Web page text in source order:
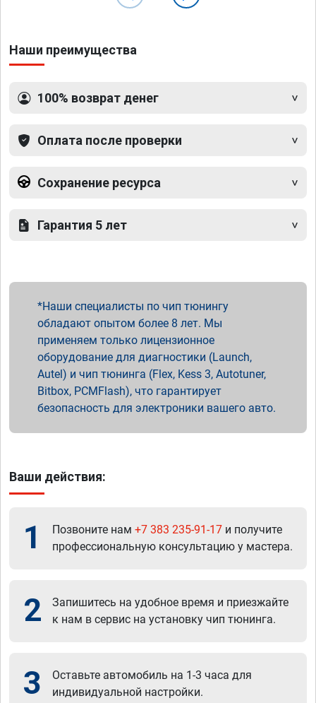
Наши преимущества
100% возврат денег
Оплата после проверки
Сохранение ресурса
Гарантия 5 лет
Наши специалисты по чип тюнингу
обладают опытом более 8 лет. Мы
применяем только лицензионное
оборудование для диагностики (Launch,
Autel) и чип тюнинга (Flex, Kess 3, Autotuner,
Bitbox, PCMFlash), что гарантирует
безопасность для электроники вашего авто.
Ваши действия:
1 Позвоните нам +7 383 235-91-17 и получите
профессиональную консультацию у мастера.
2
Запишитесь на удобное время и приезжайте
к нам в сервис на установку чип тюнинга.
3
Оставьте автомобиль на 1-3 часа для
индивидуальной настройки.